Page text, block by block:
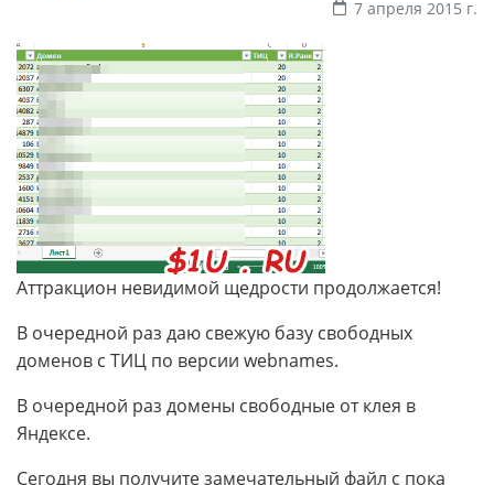
7 апреля 2015 г.
Аттракцион невидимой щедрости продолжается!
В очередной раз даю свежую базу свободных
доменов с ТИЦ по версии webnames.
В очередной раз домены свободные от клея в
Яндексе.
Сегодня вы получите замечательный файл с пока